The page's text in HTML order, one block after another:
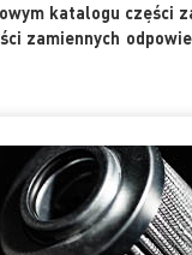
katalogu części
zamiennych